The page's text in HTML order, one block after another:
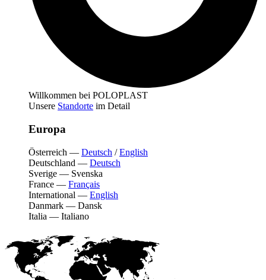
Willkommen bei POLOPLAST
Unsere Standorte im Detail
Europa
Österreich — Deutsch /English
Deutschland — Deutsch
Sverige — Svenska
France — Français
International — English
Danmark — Dansk
Italia — Italiano